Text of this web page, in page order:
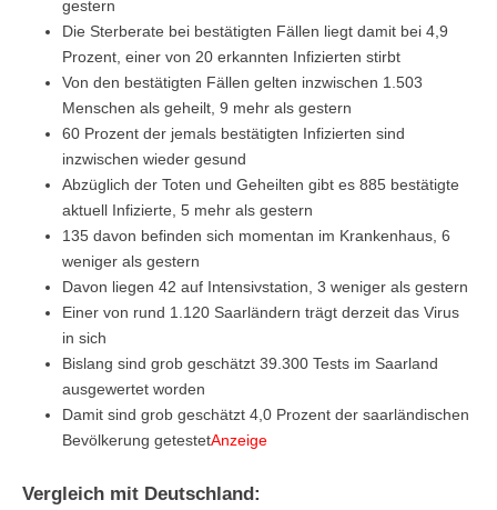
gestern
Die Sterberate bei bestätigten Fällen liegt damit bei 4,9
Prozent, einer von 20 erkannten Infizierten stirbt
Von den bestätigten Fällen gelten inzwischen 1.503
Menschen als geheilt, 9 mehr als gestern
60 Prozent der jemals bestätigten Infizierten sind
inzwischen wieder gesund
Abzüglich der Toten und Geheilten gibt es 885 bestätigte
aktuell Infizierte, 5 mehr als gestern
135 davon befinden sich momentan im Krankenhaus, 6
weniger als gestern
Davon liegen 42 auf Intensivstation, 3 weniger als gestern
Einer von rund 1.120 Saarländern trägt derzeit das Virus
in sich
Bislang sind grob geschätzt 39.300 Tests im Saarland
ausgewertet worden
Damit sind grob geschätzt 4,0 Prozent der saarländischen
Bevölkerung getestetAnzeige
Vergleich mit Deutschland: